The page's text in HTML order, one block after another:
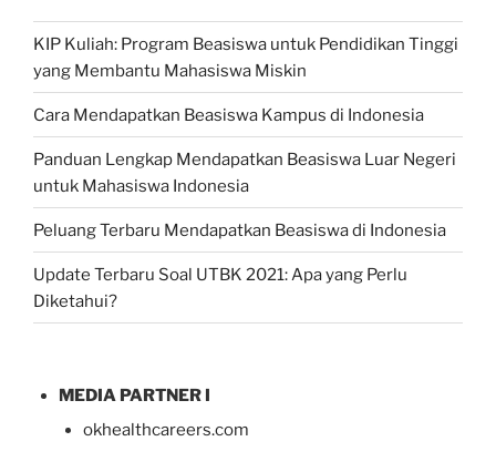
KIP Kuliah: Program Beasiswa untuk Pendidikan Tinggi
yang Membantu Mahasiswa Miskin
Cara Mendapatkan Beasiswa Kampus di Indonesia
Panduan Lengkap Mendapatkan Beasiswa Luar Negeri
untuk Mahasiswa Indonesia
Peluang Terbaru Mendapatkan Beasiswa di Indonesia
Update Terbaru Soal UTBK 2021: Apa yang Perlu
Diketahui?
MEDIA PARTNER I
okhealthcareers.com